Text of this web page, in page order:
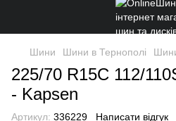
Шини Шини в Тернополі
225/70 R15C 112/
- Kapsen
Артикул: 336229 Написати відгук